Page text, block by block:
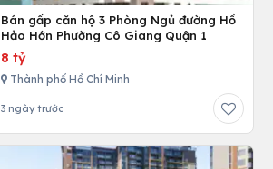
Bán gấp căn hộ 3 Phòng Ngủ đường Hồ
Hảo Hớn Phường Cô Giang Quận 1
8 tỷ
Thành phố Hồ Chí Minh
3 ngày trước